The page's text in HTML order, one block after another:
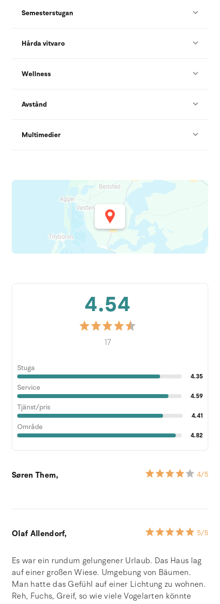
Semesterstugan
Hårda vitvaro
Wellness
Avstånd
Multimedier
4.54
17
Stuga
4.35
Service
4.59
Tjänst/pris
4.41
Område
4.82
Søren Them, 4/5
Olaf Allendorf, 5/5
Es war ein rundum gelungener Urlaub. Das Haus lag
auf einer großen Wiese. Umgebung von Bäumen.
Man hatte das Gefühl auf einer Lichtung zu wohnen.
Reh, Fuchs, Greif, so wie viele Vogelarten könnte